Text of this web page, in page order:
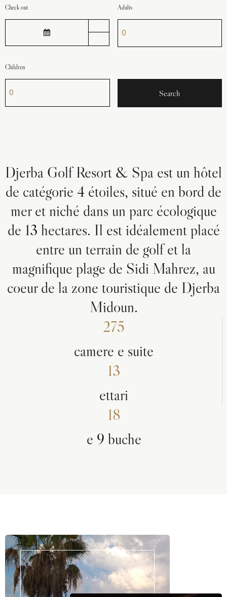
Check out Adults
Children
Djerba Golf Resort & Spa est un hôtel
de catégorie 4 étoiles, situé en bord de
mer et niché dans un parc écologique
de 13 hectares. Il est idéalement placé
entre un terrain de golf et la
magnifique plage de Sidi Mahrez, au
coeur de la zone touristique de Djerba
Midoun.
275
camere e suite
13
ettari
18
e 9 buche